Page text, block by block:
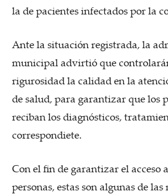
la de pacientes infectados por la
Ante la situación registrada, la
municipal advirtió que
rigurosidad la calidad en la
de salud, para garantizar que los
reciban los diagnósticos,
correspondiete.
Con el fin de garantizar el acceso
personas, estas son algunas de